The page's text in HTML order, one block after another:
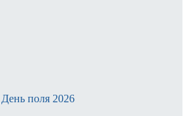
День поля 2026